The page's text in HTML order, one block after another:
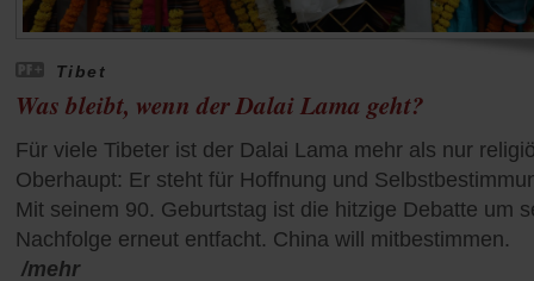
Tibet
Was bleibt, wenn der Dalai Lama geht?
Für viele Tibeter ist der Dalai Lama mehr als nur
Oberhaupt: Er steht für Hoffnung und
Mit seinem 90. Geburtstag ist die hitzige Debatte um
Nachfolge erneut entfacht. China will mitbestimmen.
/mehr